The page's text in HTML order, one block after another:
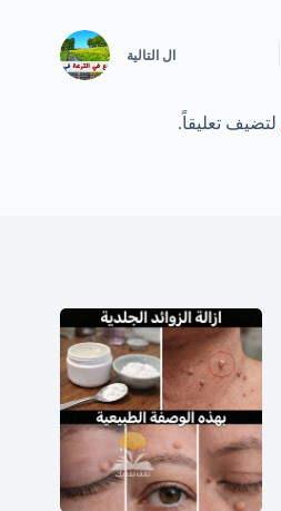
ال التالية
لتضيف تعليقاً.